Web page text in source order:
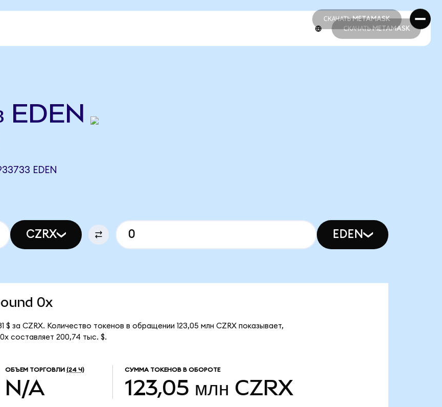
СКАЧАТЬ METAMASK
СКАЧАТЬ METAMASK
СКАЧАТЬ METAMASK
EDEN
EDEN
CZRX EDEN
0x
$ за CZRX. Количество токенов в обращении 123,05 млн CZRX показывает,
составляет 200,74 тыс. $.
ОБЪЕМ ТОРГОВЛИ (24 Ч)
N/A
СУММА ТОКЕНОВ В ОБОРОТЕ
123,05 млн CZRX